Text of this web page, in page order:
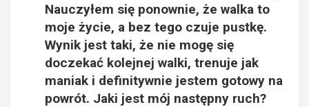
Nauczyłem się ponownie, że walka to
moje życie, a bez tego czuje pustkę.
Wynik jest taki, że nie mogę się
doczekać kolejnej walki, trenuje jak
maniak i definitywnie jestem gotowy na
powrót. Jaki jest mój następny ruch?